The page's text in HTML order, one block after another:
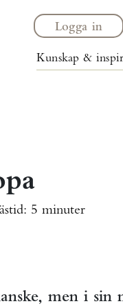
Kunskap &
Logga in
5 minuter
men i sin